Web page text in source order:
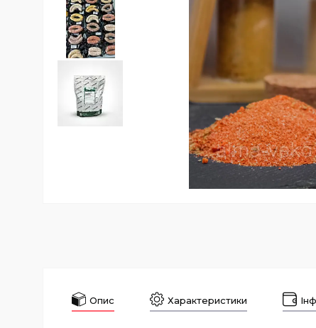
Опис Характеристики